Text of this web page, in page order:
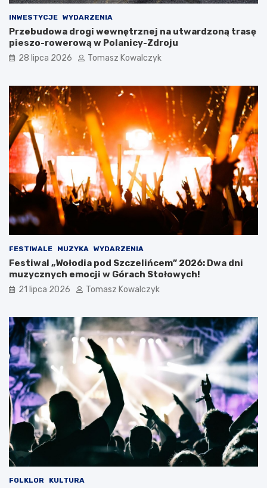
l
ą
s
k
g
o
O
t
w
a
r
c
i
a
a
k
a
c
j
i
s
k
i
c
INWESTYCJE WYDARZENIA
Przebudowa drogi wewnętrznej na utwardzoną trasę
pieszo-rowerową w Polanicy-Zdroju
28 lipca 2026 Tomasz Kowalczyk
FESTIWALE MUZYKA WYDARZENIA
Festiwal „Wołodia pod Szczelińcem” 2026: Dwa dni
muzycznych emocji w Górach Stołowych!
21 lipca 2026 Tomasz Kowalczyk
FOLKLOR KULTURA